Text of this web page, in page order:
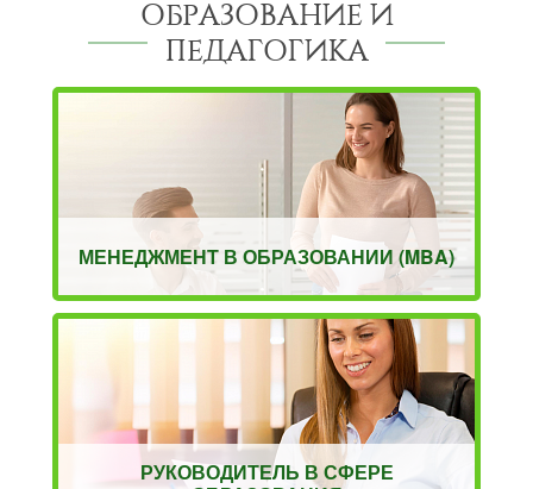
ОБРАЗОВАНИЕ И
ПЕДАГОГИКА
МЕНЕДЖМЕНТ В ОБРАЗОВАНИИ (MBA)
РУКОВОДИТЕЛЬ В СФЕРЕ